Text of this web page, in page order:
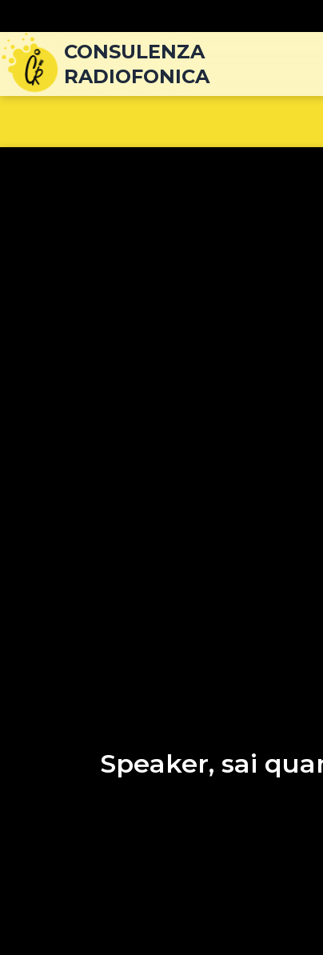
CONSULENZA
RADIOFONICA
Speaker, sai
articoli